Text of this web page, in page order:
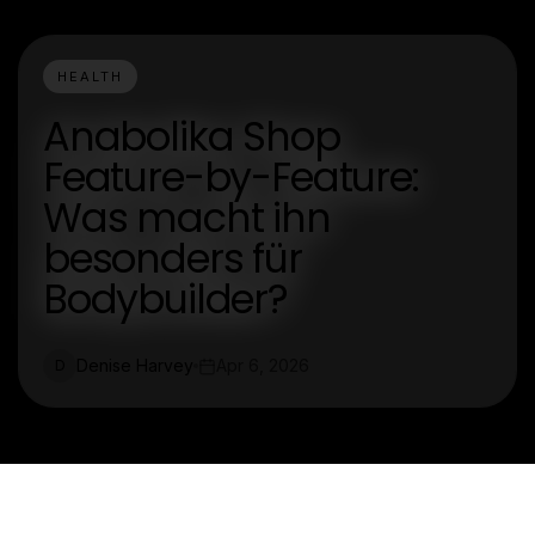
HEALTH
Anabolika Shop
Feature-by-Feature:
Was macht ihn
besonders für
Bodybuilder?